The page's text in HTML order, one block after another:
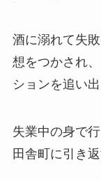
酒に溺れて失
想をつかされ
ションを追い
失業中の身で
田舎町に引き返